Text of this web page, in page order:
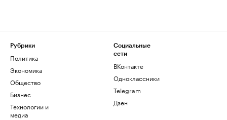
Рубрики
Политика
Экономика
Общество
Бизнес
Технологии и
медиа
Социальные
сети
ВКонтакте
Одноклассники
Telegram
Дзен